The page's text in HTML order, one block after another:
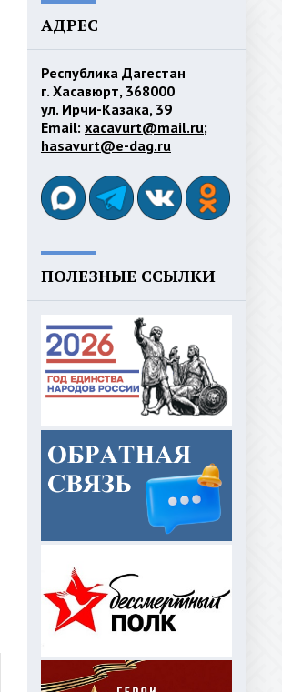
АДРЕС
Республика Дагестан
г. Хасавюрт, 368000
ул. Ирчи-Казака, 39
Email: xacavurt@mail.ru;
hasavurt@e-dag.ru
ПОЛЕЗНЫЕ ССЫЛКИ